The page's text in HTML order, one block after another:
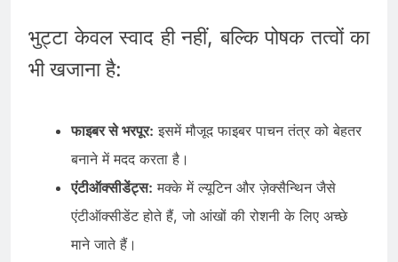
भुट्टा केवल स्वाद ही नहीं, बल्कि पोषक तत्वों का
भी खजाना है:
फाइबर से भरपूर: इसमें मौजूद फाइबर पाचन तंत्र को बेहतर
बनाने में मदद करता है।
एंटीऑक्सीडेंट्स: मक्के में ल्यूटिन और ज़ेक्सैन्थिन जैसे
एंटीऑक्सीडेंट होते हैं, जो आंखों की रोशनी के लिए अच्छे
माने जाते हैं।